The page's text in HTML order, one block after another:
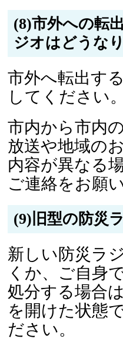
(8)市外への転
ジオはどうな
市外へ転出す
してください。
市内から市内
放送や地域の
内容が異なる
ご連絡をお願
(9)旧型の防災
新しい防災ラ
くか、ご自身
処分する場合
を開けた状態
ださい。